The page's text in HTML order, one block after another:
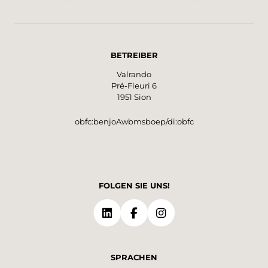
BETREIBER
Valrando
Pré-Fleuri 6
1951 Sion
obfc:benjoAwbmsboep/di:obfc
FOLGEN SIE UNS!
SPRACHEN